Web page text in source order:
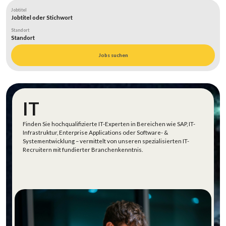
Jobtitel
Standort
Jobs suchen
IT
Finden Sie hochqualifizierte IT-Experten in Bereichen wie SAP, IT-
Infrastruktur, Enterprise Applications oder Software- &
Systementwicklung – vermittelt von unseren spezialisierten IT-
Recruitern mit fundierter Branchenkenntnis.